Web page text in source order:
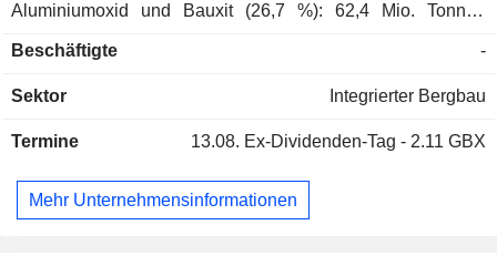
Aluminiumoxid und Bauxit (26,7 %): 62,4 Mio. Tonnen
Aluminium produziert; - Kupfer (11,6 %): 883 Kt produziert; -
produziert), Borate (502 kt produziert) und Salze (4,8 Mio. t
Lithium (1,6 %): 57 Kt produziert; - Diamanten (0,6 %): 4,4
Zink und Molybdän. Der Nettoumsatz verteilt sich
geografisch wie folgt: Vereinigtes Königreich (0,2 %),
Beschäftigte -
Sektor Integrierter Bergbau
Termine 13.08. Ex-Dividenden-Tag - 2.11 GBX
Mehr Unternehmensinformationen